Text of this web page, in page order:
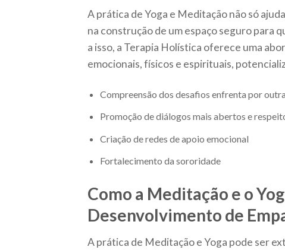
A prática de Yoga e Meditação não só
na construção de um espaço seguro para
a isso, a Terapia Holística oferece uma
emocionais, físicos e espirituais,
Compreensão dos desafios enfrenta por
Promoção de diálogos mais abertos e
Criação de redes de apoio emocional
Fortalecimento da sororidade
Como a Meditação e o
Desenvolvimento de
A prática de Meditação e Yoga pode ser